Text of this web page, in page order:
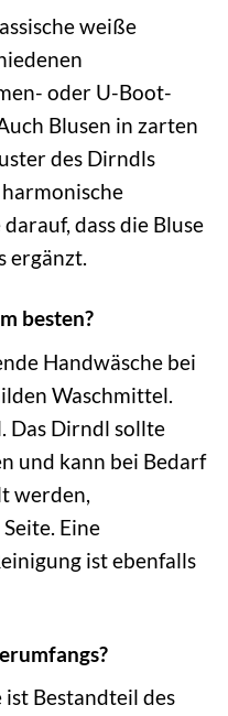
weiße
oder U-Boot-
Blusen in zarten
des Dirndls
dass die Bluse
ergänzt.
besten?
Handwäsche bei
Waschmittel.
Das Dirndl sollte
und kann bei Bedarf
werden,
Eine
ist ebenfalls
ist Bestandteil des